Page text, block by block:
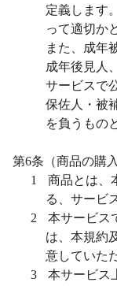
定義します
って適切か
また、成年
成年後見人
サービスで
保佐人・被
を負うもの
第6条（商品の購入
1
商品とは、
る、サービ
2
本サービス
は、本規約
意していた
3
本サービス